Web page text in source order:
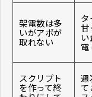
架電数は多
いがアポが
取れない
タ
甘
い
電
スクリプト
を作って終
週
て